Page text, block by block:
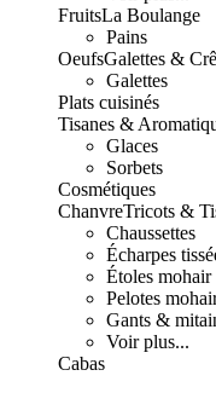
FruitsLa Boulange
Pains
OeufsGalettes &
Galettes
Plats cuisinés
Tisanes &
Glaces
Sorbets
Cosmétiques
ChanvreTricots &
Chaussettes
Écharpes
Étoles mohair
Pelotes
Gants &
Voir plus...
Cabas